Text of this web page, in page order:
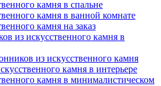
камня в спальне
камня в ванной комнате
камня на заказ
из искусственного камня в
из искусственного камня
камня в интерьере
камня в минималистическом